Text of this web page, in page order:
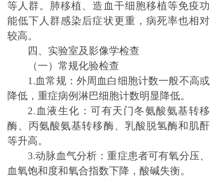
等 人群。肺移植、造血干细胞移植等免疫功
能低下人群感染后症状更重，病死率也相对
较高。
四、实验室及影像学检查
（一）常规化验检查
1.血常规：外周血白细胞计数一般不高或
降低，重症病例淋巴细胞计数明显降低。
2. 血液生化：可有天门冬氨酸氨基转移
酶、丙氨酸氨基转移酶、乳酸脱氢酶和肌酐
等升高。
3.动脉血气分析：重症患者可有氧分压、
血氧饱和度和氧合指数下降，酸碱失衡。